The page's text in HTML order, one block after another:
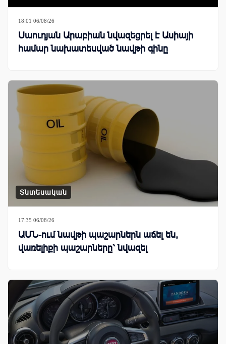
18:01 06/08/26
Սաուդյան Արաբիան նվազեցրել է Ասիայի
համար նախատեսված նավթի գինը
Տնտեսական
17:35 06/08/26
ԱՄՆ-ում նավթի պաշարներն աճել են,
վառելիքի պաշարները՝ նվազել